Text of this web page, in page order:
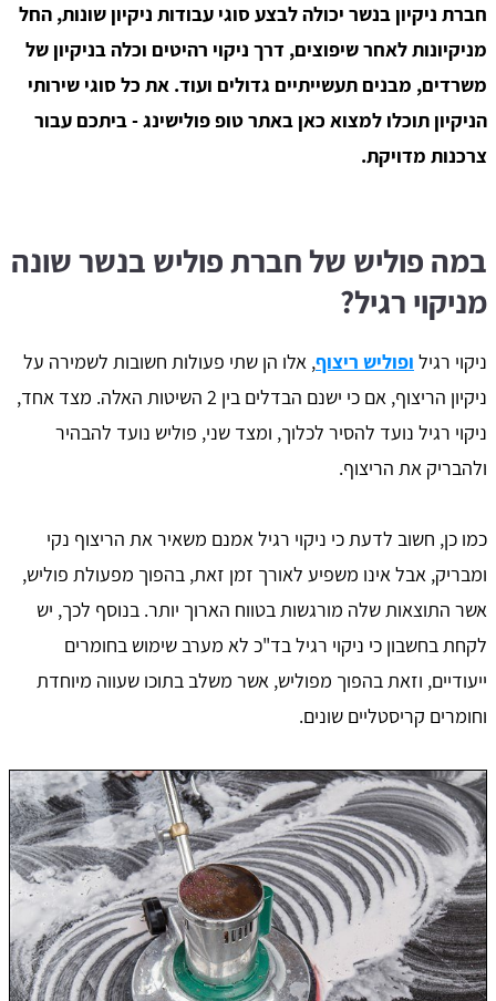
חברת ניקיון בנשר יכולה לבצע סוגי עבודות ניקיון שונות, החל
מניקיונות לאחר שיפוצים, דרך ניקוי רהיטים וכלה בניקיון של
משרדים, מבנים תעשייתיים גדולים ועוד. את כל סוגי שירותי
הניקיון תוכלו למצוא כאן באתר טופ פולישינג - ביתכם עבור
צרכנות מדויקת.
במה פוליש של חברת פוליש בנשר שונה
מניקוי רגיל?
ניקוי רגיל ופוליש ריצוף, אלו הן שתי פעולות חשובות לשמירה על
ניקיון הריצוף, אם כי ישנם הבדלים בין 2 השיטות האלה. מצד אחד,
ניקוי רגיל נועד להסיר לכלוך, ומצד שני, פוליש נועד להבהיר
ולהבריק את הריצוף.
כמו כן, חשוב לדעת כי ניקוי רגיל אמנם משאיר את הריצוף נקי
ומבריק, אבל אינו משפיע לאורך זמן זאת, בהפוך מפעולת פוליש,
אשר התוצאות שלה מורגשות בטווח הארוך יותר. בנוסף לכך, יש
לקחת בחשבון כי ניקוי רגיל בד"כ לא מערב שימוש בחומרים
ייעודיים, וזאת בהפוך מפוליש, אשר משלב בתוכו שעווה מיוחדת
וחומרים קריסטליים שונים.